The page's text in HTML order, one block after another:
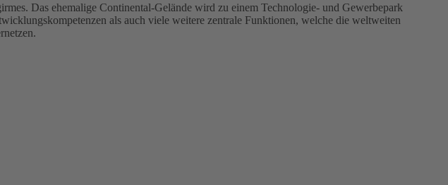
Das ehemalige Continental-Gelände wird zu einem Technologie- und Gewerbepark
als auch viele weitere zentrale Funktionen, welche die weltweiten